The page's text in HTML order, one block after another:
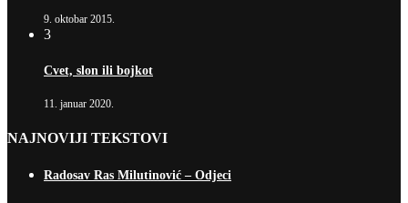
9. oktobar 2015.
3
Cvet, slon ili bojkot
11. januar 2020.
NAJNOVIJI TEKSTOVI
Radosav Ras Milutinović – Odjeci